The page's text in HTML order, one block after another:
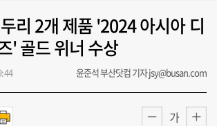
리 2개 제품 '2024 아시아 디
' 골드 위너 수상
윤준석 부산닷컴 기자 jsy@busan.com
가